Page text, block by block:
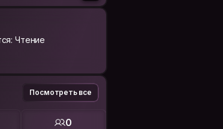
Чтение
Посмотреть все
0